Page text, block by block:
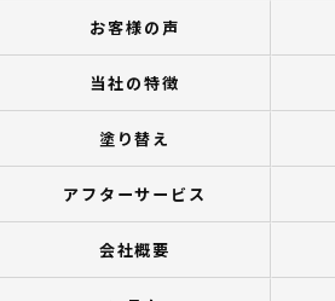
お客様の声
当社の特徴
塗り替え
アフターサービス
会社概要